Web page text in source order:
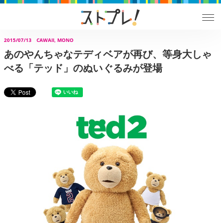
2015/07/13 CAWAII, MONO
あのやんちゃなテディベアが再び、等身大しゃ
べる「テッド」のぬいぐるみが登場